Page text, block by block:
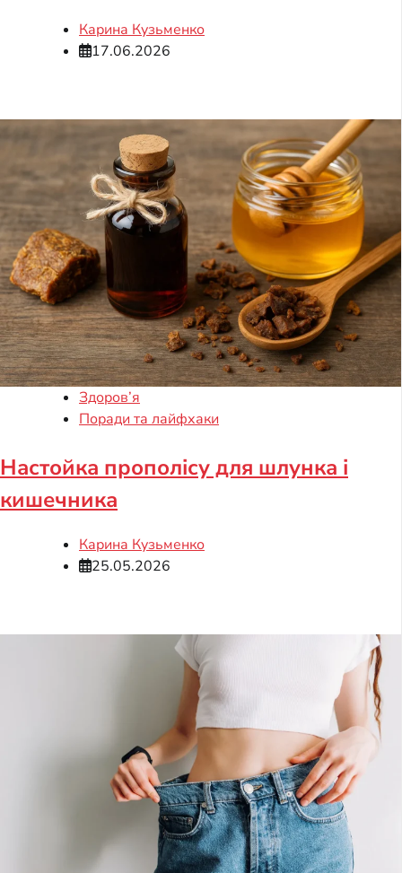
Карина Кузьменко
17.06.2026
Здоров’я
Поради та лайфхаки
Настойка прополісу для шлунка і
кишечника
Карина Кузьменко
25.05.2026